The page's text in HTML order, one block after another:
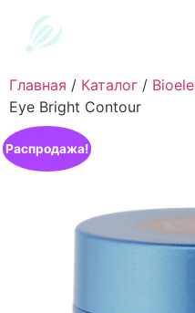
Главная / Каталог /
Eye Bright Contour
Распродажа!